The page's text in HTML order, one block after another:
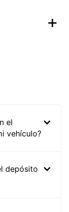
el
vehículo?
depósito